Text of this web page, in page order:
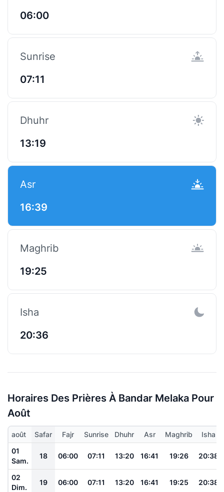
06:00
Sunrise
07:11
Dhuhr
13:19
Asr
16:39
Maghrib
19:25
Isha
20:36
Horaires Des Prières À Bandar Melaka Pour
Août
août Safar Fajr Sunrise Dhuhr Asr Maghrib
Isha
01
Sam.
18 06:00 07:11 13:20 16:41 19:26 20:38
02
Dim.
19 06:00 07:11 13:20 16:41 19:25 20:38